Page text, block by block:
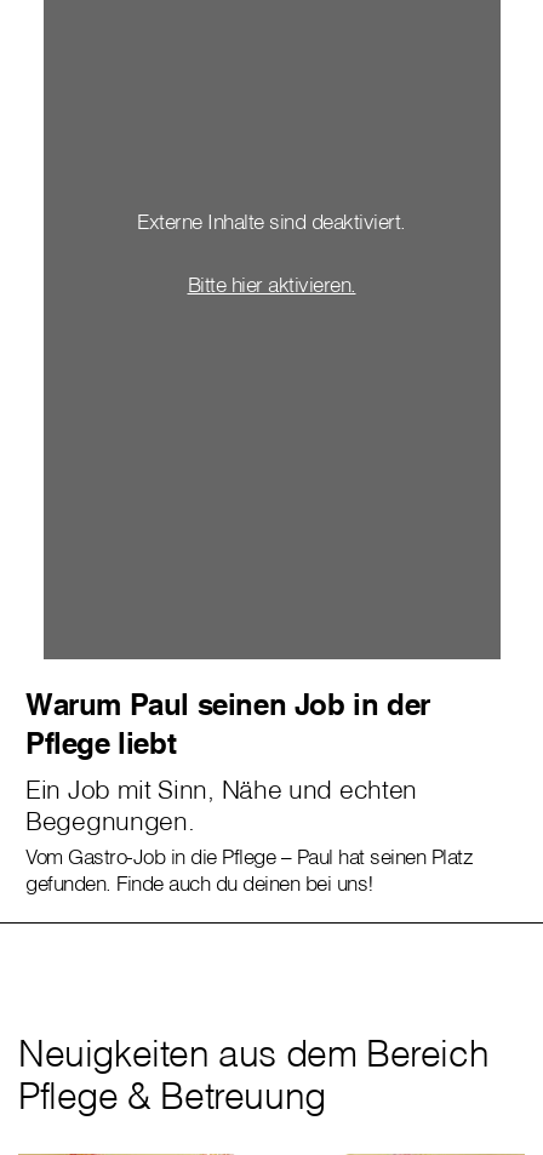
Externe Inhalte sind deaktiviert.
Bitte hier aktivieren.
Warum Paul seinen Job in der
Pflege liebt
Ein Job mit Sinn, Nähe und echten
Begegnungen.
Vom Gastro-Job in die Pflege – Paul hat seinen Platz
gefunden. Finde auch du deinen bei uns!
Neuigkeiten aus dem Bereich
Pflege & Betreuung